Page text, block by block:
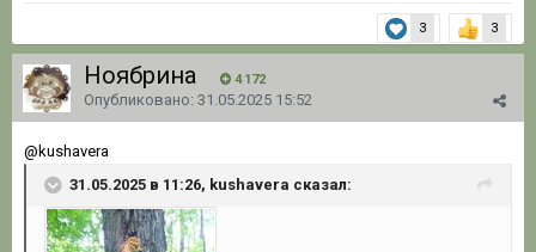
3 3
Ноябрина 4 172
Опубликовано: 31.05.2025 15:52
@kushavera
31.05.2025 в 11:26, kushavera сказал: